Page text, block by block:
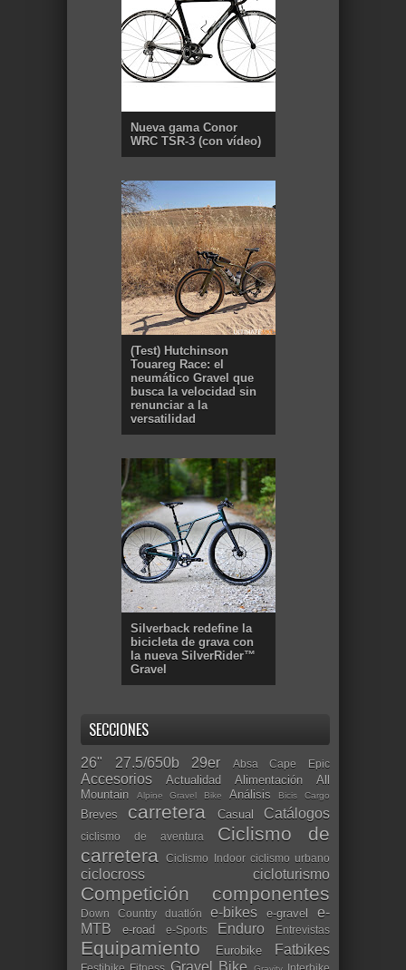
Nueva gama Conor
WRC TSR-3 (con vídeo)
(Test) Hutchinson
Touareg Race: el
neumático Gravel que
busca la velocidad sin
renunciar a la
versatilidad
Silverback redefine la
bicicleta de grava con
la nueva SilverRider™
Gravel
SECCIONES
26" 27.5/650b 29er Absa Cape Epic
Accesorios Actualidad Alimentación
All
Mountain
Alpine Gravel Bike Análisis Bicis Cargo
Breves carretera Casual Catálogos
ciclismo de aventura
Ciclismo de
carretera
Ciclismo Indoor ciclismo urbano
ciclocross cicloturismo
Competición componentes
Down Country duatlón e-bikes e-gravel
e-
MTB
e-road e-Sports Enduro Entrevistas
Equipamiento Eurobike Fatbikes
Gravel Bike